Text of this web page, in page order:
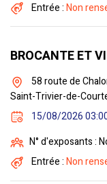
Entrée :Non
BROCANTE ET
58 route de
Saint-Trivier-de-
15/08/2026
N° d'exposants :
Entrée :Non